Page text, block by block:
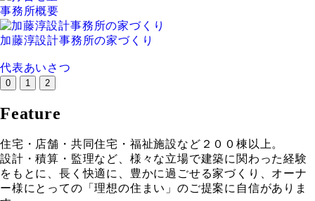
事務所概要
加藤淳設計事務所の家づくり
代表あいさつ
0 1 2
Feature
住宅・店舗・共同住宅・福祉施設など２００棟以上。
設計・積算・監理など、様々な立場で建築に関わった経験
をもとに、長く快適に、豊かに過ごせる家づくり、オーナ
ー様にとっての「理想の住まい」のご提案に自信がありま